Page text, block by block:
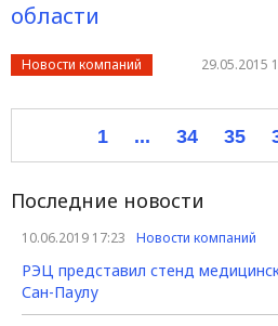
области
Новости компаний 29.05.2015
1 ... 34 35
Последние новости
10.06.2019 17:23 Новости компаний
РЭЦ представил стенд
Сан-Паулу